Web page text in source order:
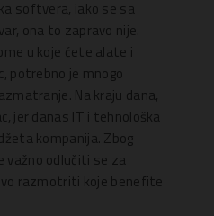
softvera, iako se sa
ona to zapravo nije.
u koje ćete alate i
potrebno je mnogo
Na kraju dana,
jer danas IT i tehnološka
kompanija. Zbog
važno odlučiti se za
razmotriti koje benefite